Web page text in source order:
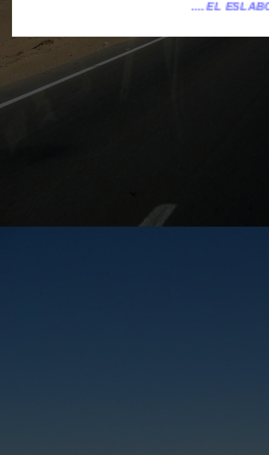
.... EL ESLABÓN VILLENA ...